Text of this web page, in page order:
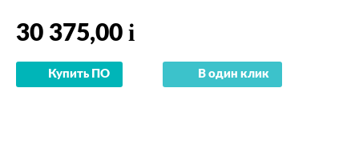
30 375,00 i
Купить ПО В один клик